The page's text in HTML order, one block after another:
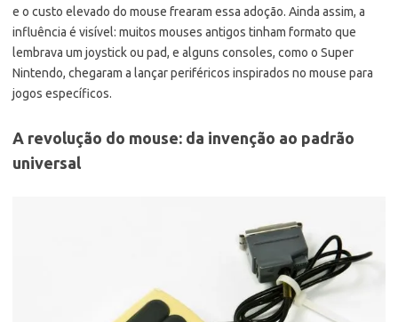
e o custo elevado do mouse frearam essa adoção. Ainda assim, a
influência é visível: muitos mouses antigos tinham formato que
lembrava um joystick ou pad, e alguns consoles, como o Super
Nintendo, chegaram a lançar periféricos inspirados no mouse para
jogos específicos.
A revolução do mouse: da invenção ao padrão
universal